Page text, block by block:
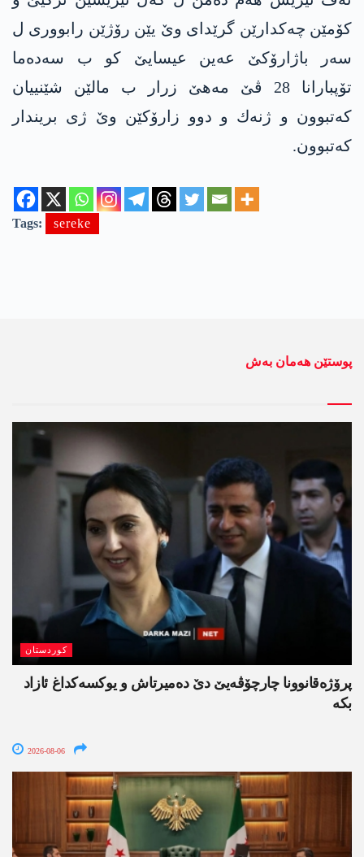
كۆمێن چه‌كدارێن گرێدای وێ یێن رۆژێن رابووری ل
سه‌ر باژارۆكێ عه‌ین عیسایێ كو ب سه‌ده‌ما
تۆپبارانا 28 ڤێ مه‌هێ زرار ب مالێن شێنییان
كه‌تبوون و ژنه‌ك و دوو زارۆكێن وێ ژی بریندار
كه‌تبوون.
Tags: sereke
پوستێن ھەمان بەش
کوردستان
پرۆژەقانوونا چارچۆڤەیێ دێ دەمیرتاش و یوکسەکداغ ئازاد
بکە
2026-08-06